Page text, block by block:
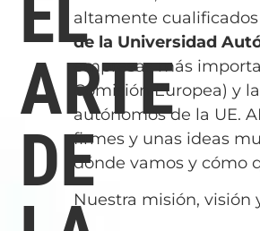
EL
ARTE
DE
altamente
de la Universidad
empresas más
Comisión Europea) y
autónomos de la UE.
firmes y unas ideas
dónde vamos y cómo
Nuestra misión, visión